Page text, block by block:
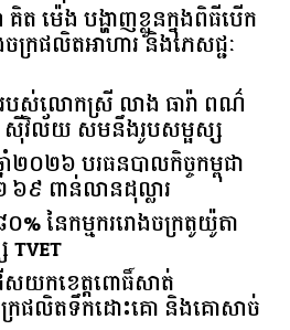
ត ម៉េង បង្ហាញខ្លួនក្នុងពិធីបើក
ក្រផលិតអាហារ និងភេសជ្ជៈ
ស់លោកស្រី លាង ធារ៉ា ពណ៌
ស៊ីវិល័យ សមនឹងរូបសម្ផស្ស
២០២៦​ បរធន​បាលកិច្ច​កម្ពុជា​
៩​ ​ពាន់លាន​ដុល្លារ​
​% ​នៃ​កម្មករ​រោងចក្រ​តូយ៉ូតា
យកខេត្ដពោធិ៍សាត់
រផលិតទឹកដោះគោ និងគោសាច់